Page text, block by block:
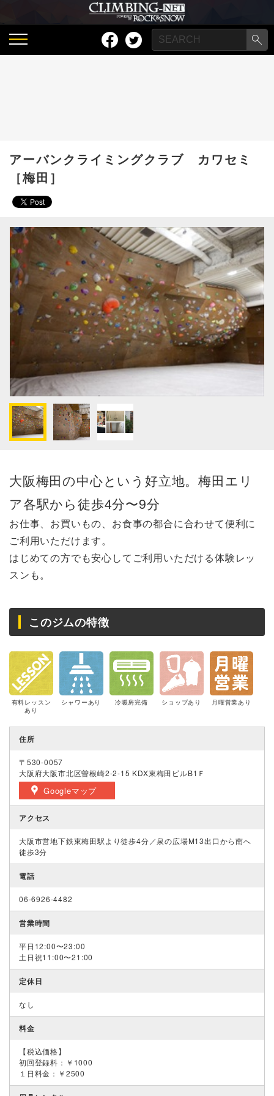
アーバンクライミングクラブ カワセミ
［梅田］
大阪梅田の中心という好立地。梅田エリ
ア各駅から徒歩4分〜9分
お仕事、お買いもの、お食事の都合に合わせて便利に
ご利用いただけます。
はじめての方でも安心してご利用いただける体験レッ
スンも。
このジムの特徴
有料レッスン
あり
シャワーあり 冷暖房完備 ショップあり 月曜営業あり
住所
〒530-0057
大阪府大阪市北区曽根崎2-2-15 KDX東梅田ビルB1Ｆ
Googleマップ
アクセス
大阪市営地下鉄東梅田駅より徒歩4分／泉の広場M13出口から南へ
徒歩3分
電話
06-6926-4482
営業時間
平日12:00〜23:00
土日祝11:00〜21:00
定休日
なし
料金
【税込価格】
初回登録料：￥1000
１日料金：￥2500